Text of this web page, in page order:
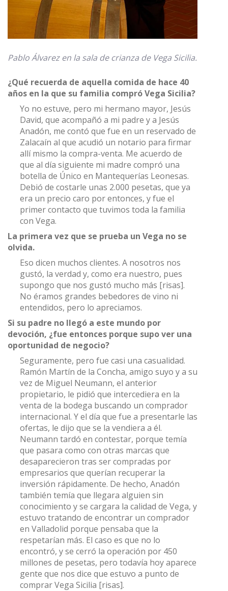
Pablo Álvarez en la sala de crianza de Vega Sicilia.
¿Qué recuerda de aquella comida de hace 40
años en la que su familia compró Vega Sicilia?
Yo no estuve, pero mi hermano mayor, Jesús
David, que acompañó a mi padre y a Jesús
Anadón, me contó que fue en un reservado de
Zalacaín al que acudió un notario para firmar
allí mismo la compra-venta. Me acuerdo de
que al día siguiente mi madre compró una
botella de Único en Mantequerías Leonesas.
Debió de costarle unas 2.000 pesetas, que ya
era un precio caro por entonces, y fue el
primer contacto que tuvimos toda la familia
con Vega.
La primera vez que se prueba un Vega no se
olvida.
Eso dicen muchos clientes. A nosotros nos
gustó, la verdad y, como era nuestro, pues
supongo que nos gustó mucho más [risas].
No éramos grandes bebedores de vino ni
entendidos, pero lo apreciamos.
Si su padre no llegó a este mundo por
devoción, ¿fue entonces porque supo ver una
oportunidad de negocio?
Seguramente, pero fue casi una casualidad.
Ramón Martín de la Concha, amigo suyo y a su
vez de Miguel Neumann, el anterior
propietario, le pidió que intercediera en la
venta de la bodega buscando un comprador
internacional. Y el día que fue a presentarle las
ofertas, le dijo que se la vendiera a él.
Neumann tardó en contestar, porque temía
que pasara como con otras marcas que
desaparecieron tras ser compradas por
empresarios que querían recuperar la
inversión rápidamente. De hecho, Anadón
también temía que llegara alguien sin
conocimiento y se cargara la calidad de Vega, y
estuvo tratando de encontrar un comprador
en Valladolid porque pensaba que la
respetarían más. El caso es que no lo
encontró, y se cerró la operación por 450
millones de pesetas, pero todavía hoy aparece
gente que nos dice que estuvo a punto de
comprar Vega Sicilia [risas].